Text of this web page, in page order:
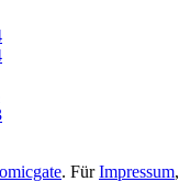
. FürImpressum,